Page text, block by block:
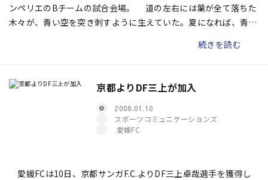
ンペリエのBチームの試合会場。 道の左右には葉が全て落ちた
木々が、青い空を突き刺すように生えていた。夏になれば、青々
続きを読む
京都よりDF三上が加入
2008.01.10
スポーツコミュニケーションズ
愛媛FC
愛媛FCは10日、京都サンガF.C.よりDF三上卓哉選手を獲得し